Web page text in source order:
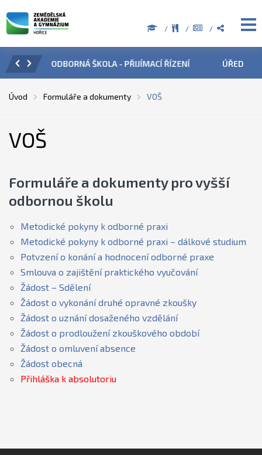
ŘÍZENÍ ÚŘEDNÍ HODINY V OBDOBÍ LETNÍCH PRÁZDNIN
Úvod Formuláře a dokumenty VOŠ
VOŠ
Formuláře a dokumenty pro vyšší
odbornou školu
Metodické pokyny k odborné praxi
Metodické pokyny k odborné praxi – dálkové studium
Potvzení o konání a hodnocení odborné praxe
Smlouva o zajištění praktického vyučování
Žádost – Sdělení
Žádost o vykonání druhé opravné zkoušky
Žádost o uznání dosaženého vzdělání
Žádost o prodloužení zkouškového období
Žádost o omluvení absence
Žádost obecná
Přihláška k absolutoriu